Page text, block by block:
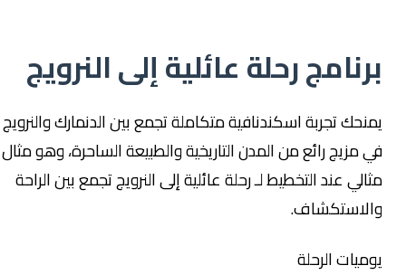
برنامج رحلة عائلية إلى النرويج
يمنحك تجربة اسكندنافية متكاملة تجمع بين الدنمارك والنرويج
في مزيج رائع من المدن التاريخية والطبيعة الساحرة، وهو مثال
مثالي عند التخطيط لـ رحلة عائلية إلى النرويج تجمع بين الراحة
والاستكشاف.
يوميات الرحلة